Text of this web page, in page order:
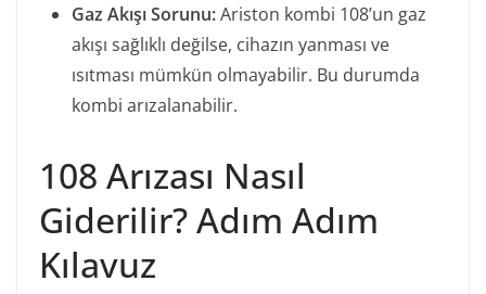
Gaz Akışı Sorunu:Ariston kombi 108’un gaz
akışı sağlıklı değilse, cihazın yanması ve
ısıtması mümkün olmayabilir. Bu durumda
kombi arızalanabilir.
108 Arızası Nasıl
Giderilir? Adım Adım
Kılavuz